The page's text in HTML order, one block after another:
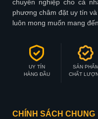
chuyên nghiệp cho cá
phương châm đặt uy tín
luôn mong muốn mang
UY TÍN
HÀNG ĐẦU
SẢN
CHẤT
CHÍNH SÁCH CHUNG